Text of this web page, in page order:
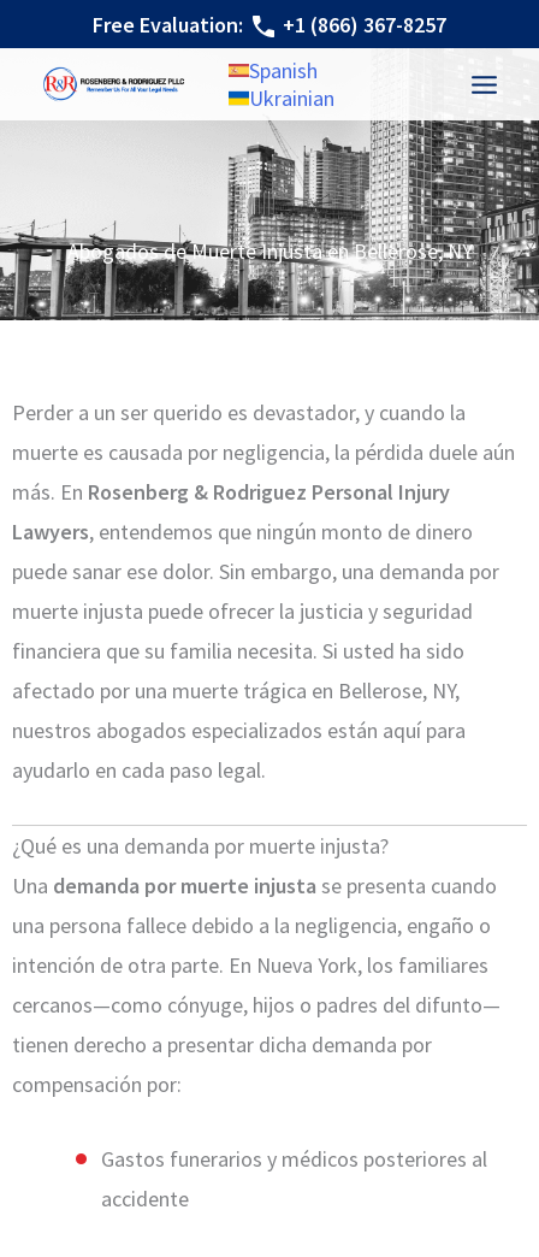
contenido
Free Evaluation:
+1 (866) 367-8257
Spanish
Ukrainian
Abogados de Muerte Injusta en Bellerose, NY
Perder a un ser querido es devastador, y cuando la
muerte es causada por negligencia, la pérdida duele aún
más. En Rosenberg & Rodriguez Personal Injury
Lawyers, entendemos que ningún monto de dinero
puede sanar ese dolor. Sin embargo, una demanda por
muerte injusta puede ofrecer la justicia y seguridad
financiera que su familia necesita. Si usted ha sido
afectado por una muerte trágica en Bellerose, NY,
nuestros abogados especializados están aquí para
ayudarlo en cada paso legal.
¿Qué es una demanda por muerte injusta?
Una demanda por muerte injusta se presenta cuando
una persona fallece debido a la negligencia, engaño o
intención de otra parte. En Nueva York, los familiares
cercanos—como cónyuge, hijos o padres del difunto—
tienen derecho a presentar dicha demanda por
compensación por:
Gastos funerarios y médicos posteriores al
accidente